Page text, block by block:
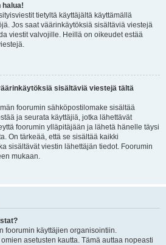
halua!
tietyltä käyttäjältä käyttämällä
Jos saat väärinkäytöksiä sisältäviä viestejä
viestit valvojille. Heillä on oikeudet estää
sisältäviä viestejä tältä
foorumin sähköpostilomake sisältää
ja seurata käyttäjiä, jotka lähettävät
foorumin ylläpitäjään ja lähetä hänelle täysi
On tärkeää, että se sisältää kaikki
sisältävät viestin lähettäjän tiedot. Foorumin
mukaan.
foorumin käyttäjien organisointiin.
asetusten kautta. Tämä auttaa nopeasti